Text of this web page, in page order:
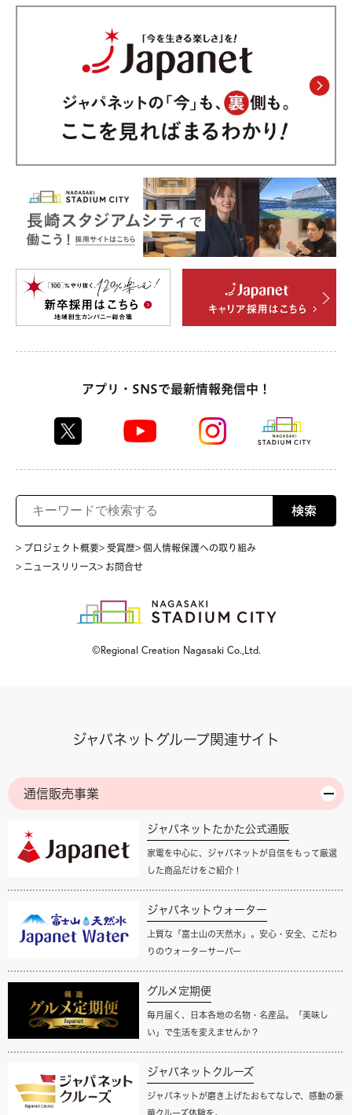
ジアムシティ内の「インフォメーションカウンター」
へお越しいただける場合に限り、紙チケットの発行を
検討させていただきます。詳細は事務局へお問い合わ
せください。
アプリ・SNSで最新情報発信中！
検索
> プロジェクト概要> 受賞歴> 個人情報保護への取り組み
> ニュースリリース> お問合せ
©Regional Creation Nagasaki Co.,Ltd.
ジャパネットグループ関連サイト
通信販売事業
ジャパネットたかた公式通販
家電を中心に、ジャパネットが自信をもって厳選
した商品だけをご紹介！
ジャパネットウォーター
上質な「富士山の天然水」。安心・安全、こだわ
りのウォーターサーバー
グルメ定期便
毎月届く、日本各地の名物・名産品。「美味し
い」で生活を変えませんか？
ジャパネットクルーズ
ジャパネットが磨き上げたおもてなしで、感動の豪